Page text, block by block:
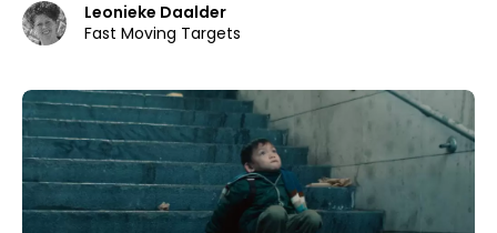
Leonieke Daalder
Fast Moving Targets